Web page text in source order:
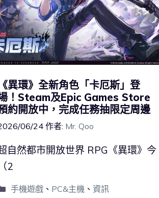
《異環》全新角色「卡厄斯」登
！Steam及Epic Games Store
約開放中，完成任務抽限定周邊
06/24 作者: Mr. Qoo
自然都市開放世界 RPG《異環》今
（2
手機遊戲、 PC&主機 、 資訊